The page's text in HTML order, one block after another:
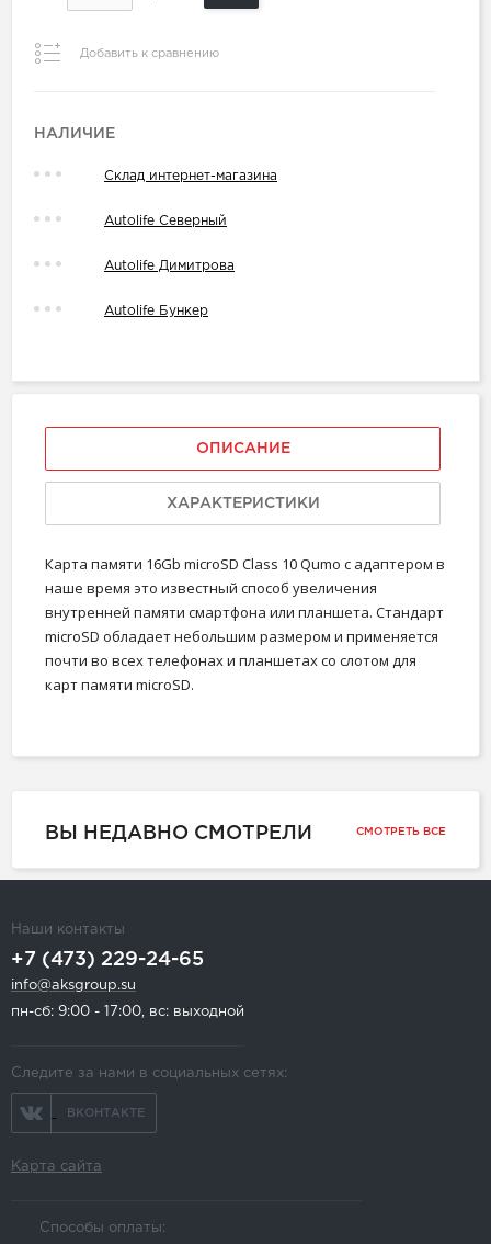
Добавить к сравнению
НАЛИЧИЕ
Склад интернет-магазина
Autolife Северный
Autolife Димитрова
Autolife Бункер
ОПИСАНИЕ
ХАРАКТЕРИСТИКИ
Карта памяти 16Gb microSD Class 10 Qumo с адаптером в
наше время это известный способ увеличения
внутренней памяти смартфона или планшета. Стандарт
microSD обладает небольшим размером и применяется
почти во всех телефонах и планшетах со слотом для
карт памяти microSD.
ВЫ НЕДАВНО СМОТРЕЛИ СМОТРЕТЬ ВСЕ
Наши контакты
+7 (473) 229-24-65
info@aksgroup.su
пн-сб: 9:00 - 17:00, вс: выходной
Следите за нами в социальных сетях:
ВКОНТАКТЕ
Карта сайта
Способы оплаты: